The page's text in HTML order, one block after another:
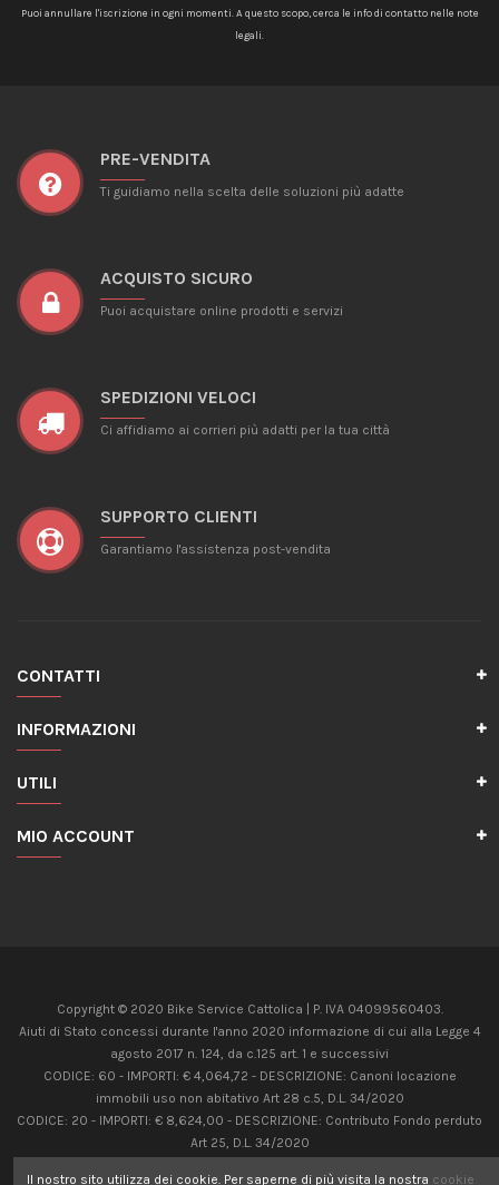
Puoi annullare l'iscrizione in ogni momenti. A questo scopo, cerca le info di contatto nelle note
legali.
PRE-VENDITA
Ti guidiamo nella scelta delle soluzioni più adatte
ACQUISTO SICURO
Puoi acquistare online prodotti e servizi
SPEDIZIONI VELOCI
Ci affidiamo ai corrieri più adatti per la tua città
SUPPORTO CLIENTI
Garantiamo l'assistenza post-vendita
CONTATTI
INFORMAZIONI
UTILI
MIO ACCOUNT
Copyright © 2020 Bike Service Cattolica | P. IVA 04099560403.
Aiuti di Stato concessi durante l'anno 2020 informazione di cui alla Legge 4
agosto 2017 n. 124, da c.125 art. 1 e successivi
CODICE: 60 - IMPORTI: € 4,064,72 - DESCRIZIONE: Canoni locazione
immobili uso non abitativo Art 28 c.5, D.L. 34/2020
CODICE: 20 - IMPORTI: € 8,624,00 - DESCRIZIONE: Contributo Fondo perduto
Art 25, D.L. 34/2020
Il nostro sito utilizza dei cookie. Per saperne di più visita la nostra cookie